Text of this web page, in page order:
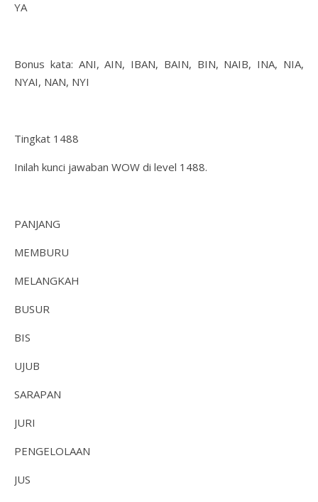
YA
Bonus kata: ANI, AIN, IBAN, BAIN, BIN, NAIB, INA, NIA,
NYAI, NAN, NYI
Tingkat 1488
Inilah kunci jawaban WOW di level 1488.
PANJANG
MEMBURU
MELANGKAH
BUSUR
BIS
UJUB
SARAPAN
JURI
PENGELOLAAN
JUS